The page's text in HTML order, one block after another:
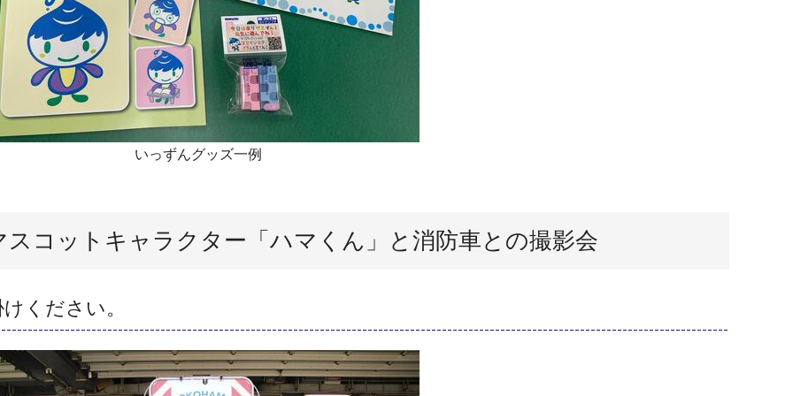
いっずんグッズ一例
スコットキャラクター「ハマくん」と消防車との撮影会
ください。